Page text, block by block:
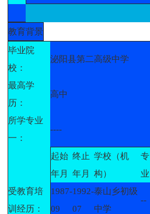
教育背景
毕业院
校：
泌阳县第二高级中学
最高学
历：
高中
所学专业
一：
----
受教育培
训经历：
起始
年月
终止
年月
学校（机
构）
专
业
1987-
09
1992-
07
泰山乡初级
中学
--